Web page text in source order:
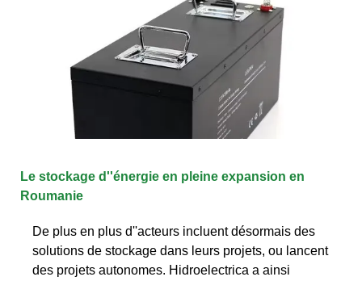
Le stockage d''énergie en pleine expansion en
Roumanie
De plus en plus d''acteurs incluent désormais des
solutions de stockage dans leurs projets, ou lancent
des projets autonomes. Hidroelectrica a ainsi